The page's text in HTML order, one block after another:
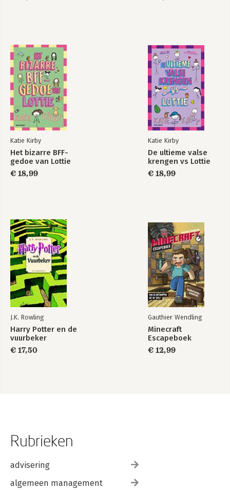
Katie Kirby
Het bizarre BFF-
gedoe van Lottie
€ 18,99
Katie Kirby
De ultieme valse
krengen vs Lottie
€ 18,99
J.K. Rowling
Harry Potter en de
vuurbeker
€ 17,50
Gauthier Wendling
Minecraft
Escapeboek
€ 12,99
Rubrieken
advisering
algemeen management